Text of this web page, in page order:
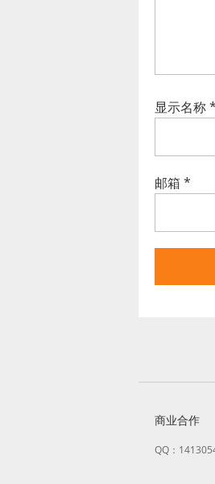
显示名称*
邮箱 *
商业合作
QQ：